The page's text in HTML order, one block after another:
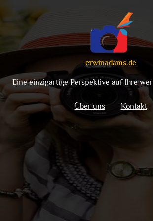
erwinadams.de
Eine einzigartige Perspektive auf Ihre
Über uns Kontakt